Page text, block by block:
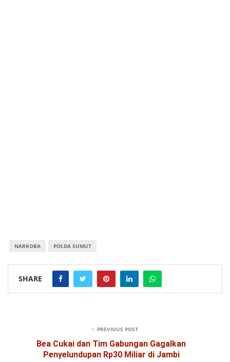
NARKOBA POLDA SUMUT
SHARE
PREVIOUS POST
Bea Cukai dan Tim Gabungan Gagalkan
Penyelundupan Rp30 Miliar di Jambi